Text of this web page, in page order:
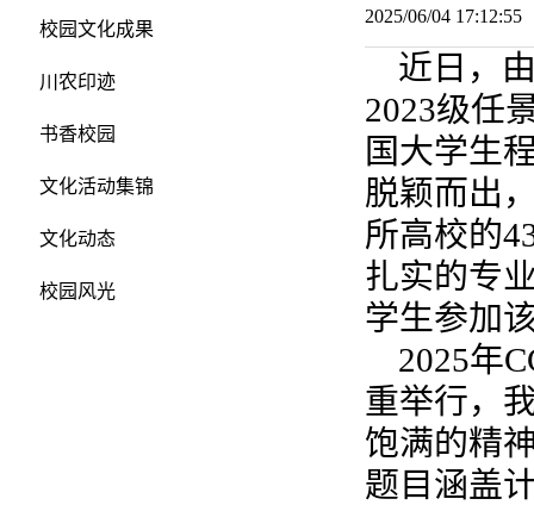
校园文化成果
川农印迹
书香校园
文化活动集锦
文化动态
校园风光
2025/06/04
近日，
2023级任
国大学生
脱颖而出
所高校的
扎实的专
学生参加
2025年
重举行，
饱满的精
题目涵盖